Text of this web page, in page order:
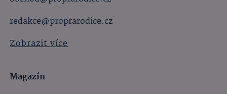
redakce@proprarodice.cz
Zobrazit více
Magazín